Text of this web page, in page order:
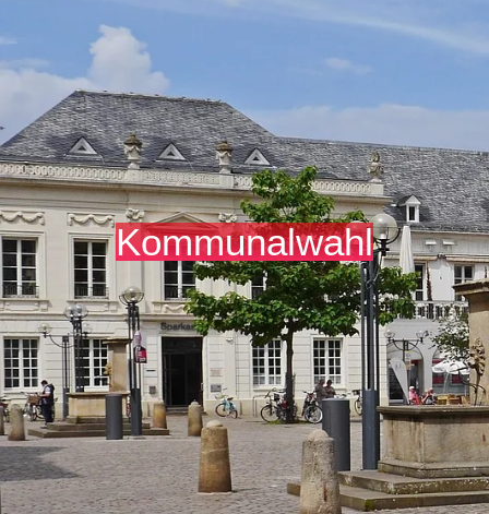
Kommunalwahl